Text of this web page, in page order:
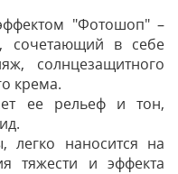
"Фотошоп" –
сочетающий в себе
солнцезащитного
крема.
ее рельеф и тон,
легко наносится на
тяжести и эффекта